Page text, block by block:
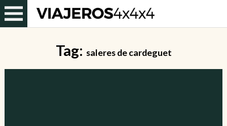
Tag: saleres de cardeguet